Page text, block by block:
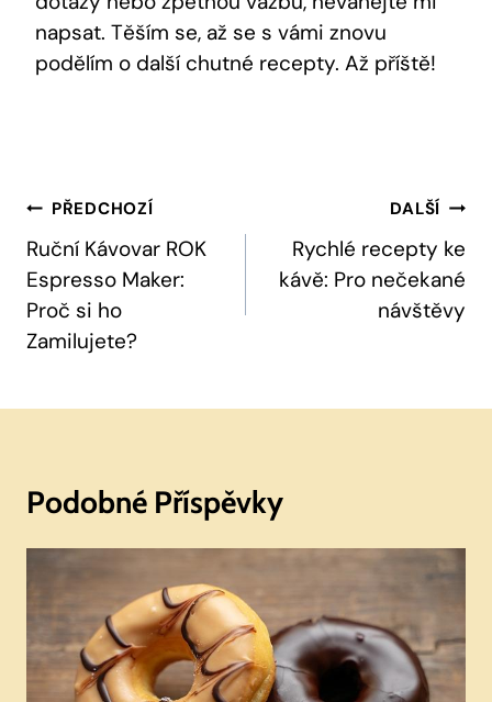
napsat. Těším ​se,⁣ až se s vámi znovu
podělím⁤ o další chutné recepty. Až příště!
Navigace
Pro
Příspěvek
PŘEDCHOZÍ
Ruční Kávovar ROK
Espresso Maker:
Proč si ho
Zamilujete?
DALŠÍ
Rychlé recepty ke
kávě: Pro nečekané
návštěvy
Podobné Příspěvky